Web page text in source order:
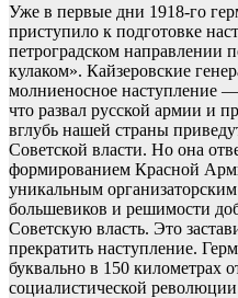
Уже в первые дни 1918-го
приступило к подготовке
петроградском направлении
кулаком». Кайзеровские
молниеносное наступление
что развал русской армии и
вглубь нашей страны
Советской власти. Но она
формированием Красной
уникальным
большевиков и решимости
Советскую власть. Это
прекратить наступление.
буквально в 150 километрах
социалистической